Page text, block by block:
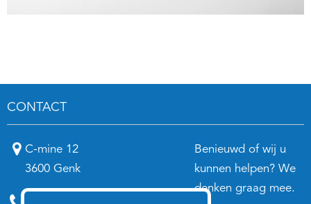
CONTACT
C-mine 12
3600 Genk
Benieuwd of wij u
kunnen helpen? We
denken graag mee.